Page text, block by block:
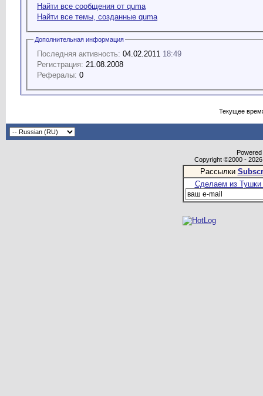
Найти все сообщения от quma
Найти все темы, созданные quma
Дополнительная информация
Последняя активность: 04.02.2011 18:49
Регистрация: 21.08.2008
Рефералы: 0
Текущее
Copyright ©2000 -
Рассылки
Сделаем из Тушки